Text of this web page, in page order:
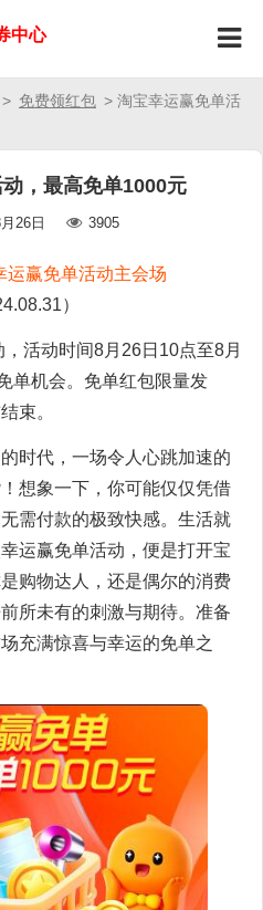
中心
> 免费领红包 > 淘宝幸运赢免单活
，最高免单1000元
26日 3905
运赢免单活动主会场
）
活动时间8月26日10点至8月
单机会。免单红包限量发
束。
时代，一场令人心跳加速的
想象一下，你可能仅仅凭借
需付款的极致快感。生活就
运赢免单活动，便是打开宝
购物达人，还是偶尔的消费
所未有的刺激与期待。准备
充满惊喜与幸运的免单之